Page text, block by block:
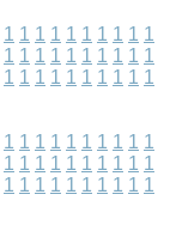
1 1 1 1 1 1 1 1 1 1
1 1 1 1 1 1 1 1 1 1
1 1 1 1 1 1 1 1 1 1
1 1 1 1 1 1 1 1 1 1
1 1 1 1 1 1 1 1 1 1
1 1 1 1 1 1 1 1 1 1